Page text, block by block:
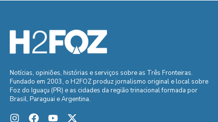
Notícias, opiniões, histórias e serviços sobre as Três Fronteiras.
Fundado em 2003, o H2FOZ produz jornalismo original e local sobre
Foz do Iguaçu (PR) e as cidades da região trinacional formada por
Brasil, Paraguai e Argentina.